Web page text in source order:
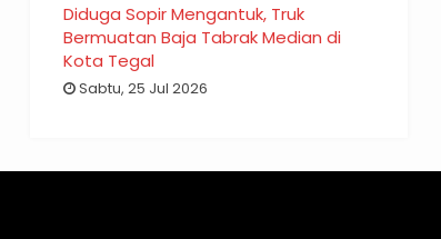
Diduga Sopir Mengantuk, Truk
Bermuatan Baja Tabrak Median di
Kota Tegal
Sabtu, 25 Jul 2026